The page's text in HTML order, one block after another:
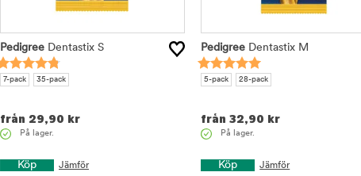
Pedigree Dentastix S
7-pack 35-pack
från 29,90 kr
På lager.
Köp Jämför
Pedigree Dentastix M
5-pack 28-pack
från 32,90 kr
På lager.
Köp Jämför